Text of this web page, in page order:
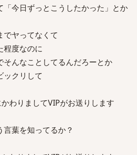
「今日ずっとこうしたかった」とか
でヤってなくて
程度なのに
そんなことしてるんだろーとか
ックリして
わりましてVIPがお送りします
言葉を知ってるか？